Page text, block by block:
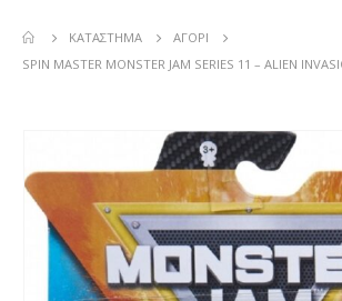
ΚΑΤΆΣΤΗΜΑ
ΑΓΌΡΙ
SPIN MASTER MONSTER JAM SERIES 11 – ALIEN